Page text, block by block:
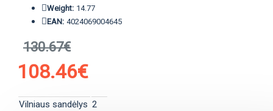
Weight: 14.77
EAN: 4024069004645
130.67€
108.46€
Vilniaus sandėlys 2